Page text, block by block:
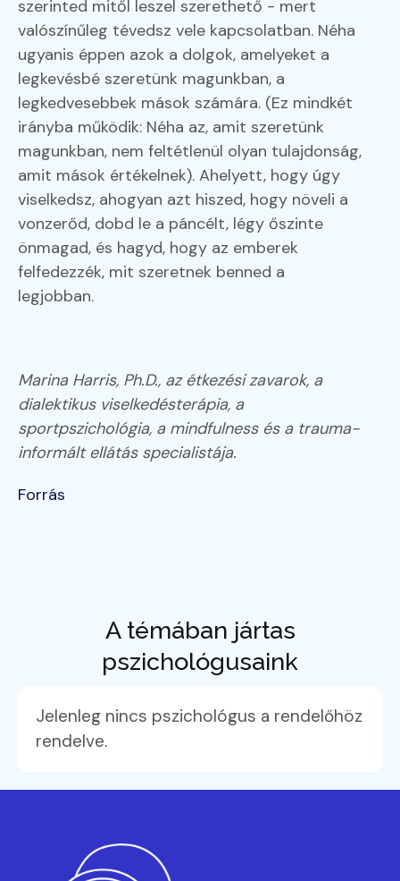
szerinted mitől leszel szerethető - mert
valószínűleg tévedsz vele kapcsolatban. Néha
ugyanis éppen azok a dolgok, amelyeket a
legkevésbé szeretünk magunkban, a
legkedvesebbek mások számára. (Ez mindkét
irányba működik: Néha az, amit szeretünk
magunkban, nem feltétlenül olyan tulajdonság,
amit mások értékelnek). Ahelyett, hogy úgy
viselkedsz, ahogyan azt hiszed, hogy növeli a
vonzerőd, dobd le a páncélt, légy őszinte
önmagad, és hagyd, hogy az emberek
felfedezzék, mit szeretnek benned a
legjobban.
Marina Harris, Ph.D., az étkezési zavarok, a
dialektikus viselkedésterápia, a
sportpszichológia, a mindfulness és a trauma-
informált ellátás specialistája.
Forrás
A témában jártas
pszichológusaink
Jelenleg nincs pszichológus a rendelőhöz
rendelve.